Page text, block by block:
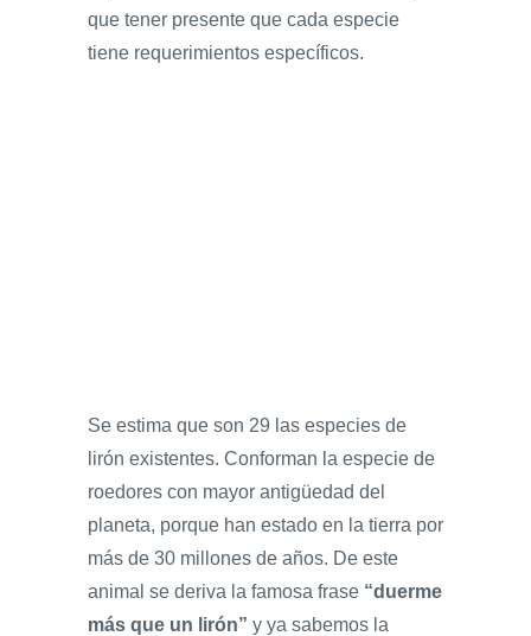
que tener presente que cada especie
tiene requerimientos específicos.
Se estima que son 29 las especies de
lirón existentes. Conforman la especie de
roedores con mayor antigüedad del
planeta, porque han estado en la tierra por
más de 30 millones de años. De este
animal se deriva la famosa frase “duerme
más que un lirón” y ya sabemos la